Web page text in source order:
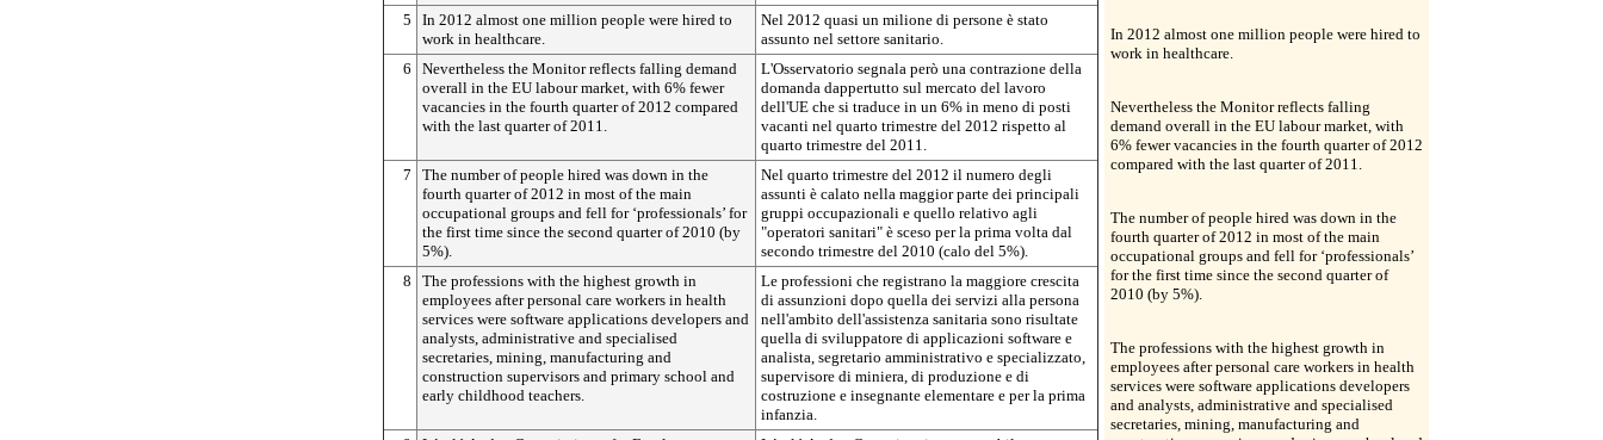
5
In 2012 almost one million people were hired to
work in healthcare.
Nel 2012 quasi un milione di persone è stato
assunto nel settore sanitario.
6
Nevertheless the Monitor reflects falling demand
overall in the EU labour market, with 6% fewer
vacancies in the fourth quarter of 2012 compared
with the last quarter of 2011.
L'Osservatorio segnala però una contrazione della
domanda dappertutto sul mercato del lavoro
dell'UE che si traduce in un 6% in meno di posti
vacanti nel quarto trimestre del 2012 rispetto al
quarto trimestre del 2011.
7
The number of people hired was down in the
fourth quarter of 2012 in most of the main
occupational groups and fell for ‘professionals’ for
the first time since the second quarter of 2010 (by
5%).
Nel quarto trimestre del 2012 il numero degli
assunti è calato nella maggior parte dei principali
gruppi occupazionali e quello relativo agli
"operatori sanitari" è sceso per la prima volta dal
secondo trimestre del 2010 (calo del 5%).
8
The professions with the highest growth in
employees after personal care workers in health
services were software applications developers and
analysts, administrative and specialised
secretaries, mining, manufacturing and
construction supervisors and primary school and
early childhood teachers.
Le professioni che registrano la maggiore crescita
di assunzioni dopo quella dei servizi alla persona
nell'ambito dell'assistenza sanitaria sono risultate
quella di sviluppatore di applicazioni software e
analista, segretario amministrativo e specializzato,
supervisore di miniera, di produzione e di
costruzione e insegnante elementare e per la prima
infanzia.
In 2012 almost one million people were hired to
work in healthcare.
Nevertheless the Monitor reflects falling
demand overall in the EU labour market, with
6% fewer vacancies in the fourth quarter of 2012
compared with the last quarter of 2011.
The number of people hired was down in the
fourth quarter of 2012 in most of the main
occupational groups and fell for ‘professionals’
for the first time since the second quarter of
2010 (by 5%).
The professions with the highest growth in
employees after personal care workers in health
services were software applications developers
and analysts, administrative and specialised
secretaries, mining, manufacturing and